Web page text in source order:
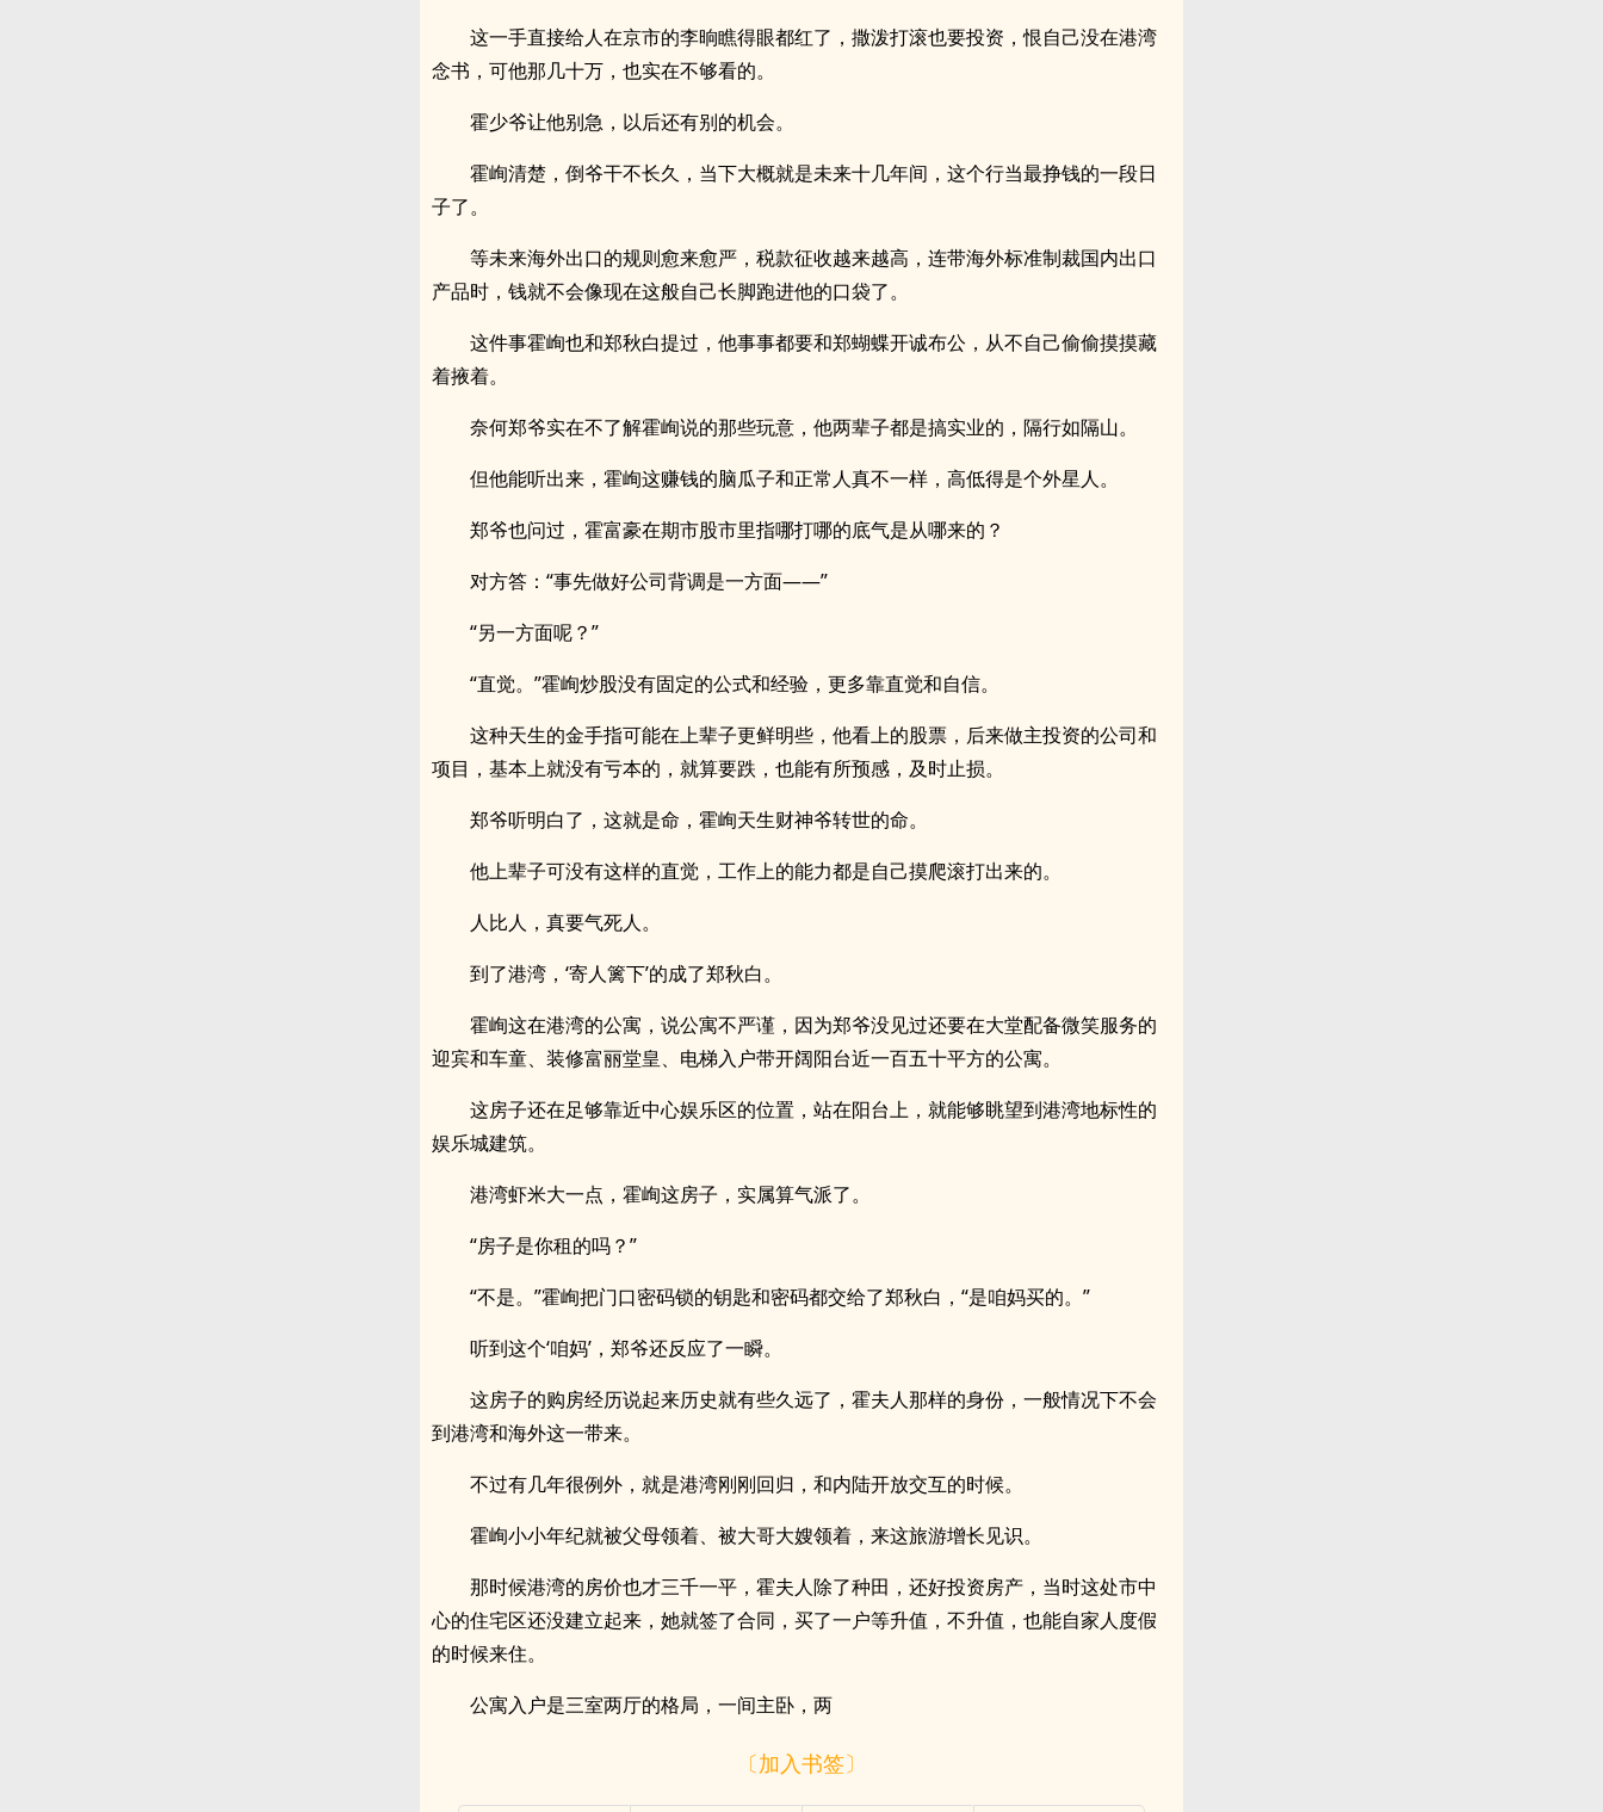
这一手直接给人在京市的李晌瞧得眼都红了，撒泼打滚也要投资，恨自己没在港湾
念书，可他那几十万，也实在不够看的。
霍少爷让他别急，以后还有别的机会。
霍峋清楚，倒爷干不长久，当下大概就是未来十几年间，这个行当最挣钱的一段日
子了。
等未来海外出口的规则愈来愈严，税款征收越来越高，连带海外标准制裁国内出口
产品时，钱就不会像现在这般自己长脚跑进他的口袋了。
这件事霍峋也和郑秋白提过，他事事都要和郑蝴蝶开诚布公，从不自己偷偷摸摸藏
着掖着。
奈何郑爷实在不了解霍峋说的那些玩意，他两辈子都是搞实业的，隔行如隔山。
但他能听出来，霍峋这赚钱的脑瓜子和正常人真不一样，高低得是个外星人。
郑爷也问过，霍富豪在期市股市里指哪打哪的底气是从哪来的？
对方答：“事先做好公司背调是一方面——”
“另一方面呢？”
“直觉。”霍峋炒股没有固定的公式和经验，更多靠直觉和自信。
这种天生的金手指可能在上辈子更鲜明些，他看上的股票，后来做主投资的公司和
项目，基本上就没有亏本的，就算要跌，也能有所预感，及时止损。
郑爷听明白了，这就是命，霍峋天生财神爷转世的命。
他上辈子可没有这样的直觉，工作上的能力都是自己摸爬滚打出来的。
人比人，真要气死人。
到了港湾，‘寄人篱下’的成了郑秋白。
霍峋这在港湾的公寓，说公寓不严谨，因为郑爷没见过还要在大堂配备微笑服务的
迎宾和车童、装修富丽堂皇、电梯入户带开阔阳台近一百五十平方的公寓。
这房子还在足够靠近中心娱乐区的位置，站在阳台上，就能够眺望到港湾地标性的
娱乐城建筑。
港湾虾米大一点，霍峋这房子，实属算气派了。
“房子是你租的吗？”
“不是。”霍峋把门口密码锁的钥匙和密码都交给了郑秋白，“是咱妈买的。”
听到这个‘咱妈’，郑爷还反应了一瞬。
这房子的购房经历说起来历史就有些久远了，霍夫人那样的身份，一般情况下不会
到港湾和海外这一带来。
不过有几年很例外，就是港湾刚刚回归，和内陆开放交互的时候。
霍峋小小年纪就被父母领着、被大哥大嫂领着，来这旅游增长见识。
那时候港湾的房价也才三千一平，霍夫人除了种田，还好投资房产，当时这处市中
心的住宅区还没建立起来，她就签了合同，买了一户等升值，不升值，也能自家人度假
的时候来住。
公寓入户是三室两厅的格局，一间主卧，两
〔加入书签〕